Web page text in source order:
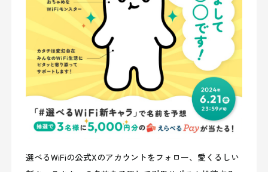
選べるWiFiの公式Xのアカウントをフォロー、愛くるしい